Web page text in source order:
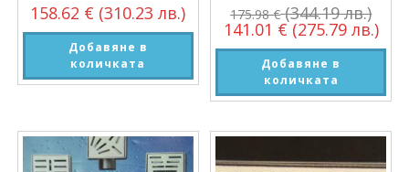
158.62 € (310.23 лв.)
Добавяне в
количката
175.98€ (344.19 лв.)
141.01 € (275.79 лв.)
Добавяне в
количката